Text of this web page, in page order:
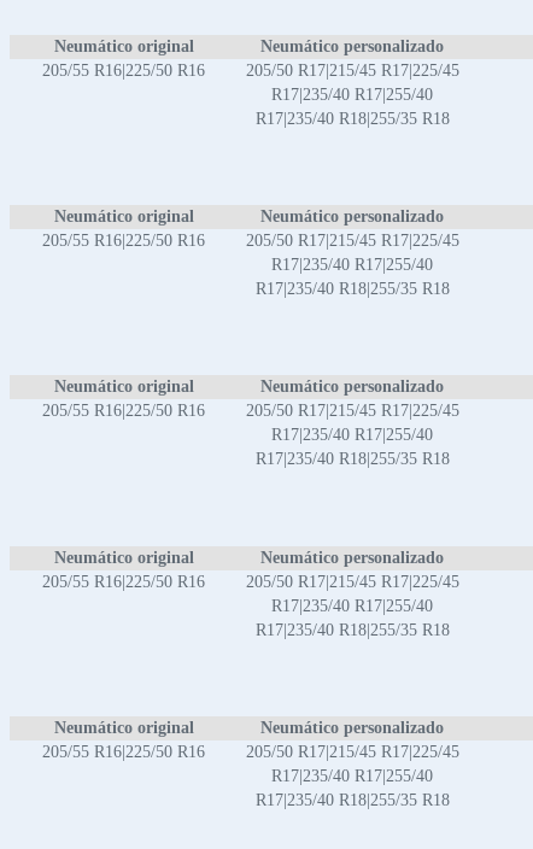
Neumático original Neumático personalizado
205/55 R16|225/50 R16
205/50 R17|215/45 R17|225/45
R17|235/40 R17|255/40
R17|235/40 R18|255/35 R18
Neumático original Neumático personalizado
205/55 R16|225/50 R16
205/50 R17|215/45 R17|225/45
R17|235/40 R17|255/40
R17|235/40 R18|255/35 R18
Neumático original Neumático personalizado
205/55 R16|225/50 R16
205/50 R17|215/45 R17|225/45
R17|235/40 R17|255/40
R17|235/40 R18|255/35 R18
Neumático original Neumático personalizado
205/55 R16|225/50 R16
205/50 R17|215/45 R17|225/45
R17|235/40 R17|255/40
R17|235/40 R18|255/35 R18
Neumático original Neumático personalizado
205/55 R16|225/50 R16
205/50 R17|215/45 R17|225/45
R17|235/40 R17|255/40
R17|235/40 R18|255/35 R18